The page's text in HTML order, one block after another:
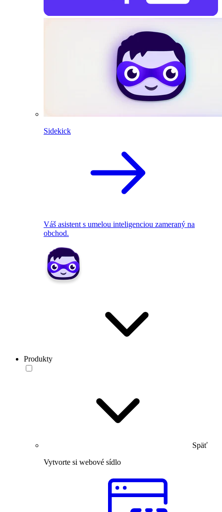
Sidekick
Váš asistent s umelou inteligenciou zameraný na
obchod.
Produkty
Späť
Vytvorte si webové sídlo